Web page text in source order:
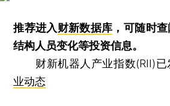
推荐进入财新数据库 ，可随时
结构人员变化等投资信息。
财新机器人产业指数(RII)已
业动态